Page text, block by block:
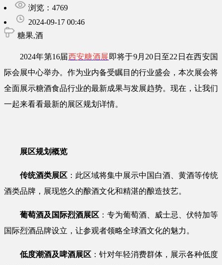
浏览：4769
2024-09-17 00:46
糖果,酒
2024年第16届西安糖酒展 即将于9月20日至22日在西安国
际会展中心举办。作为业内备受瞩目的行业盛会，本次展会将
全面展示糖酒食品行业的最新成果与发展趋势。现在，让我们
一起来看看最新的展区规划详情。
展区规划概览
传统酒类展区 ：此区域将集中展示中国白酒、黄酒等传统
酒类品牌，展现悠久的酿酒文化和精湛的酿造技艺。
葡萄酒及国际烈酒展区 ：专为葡萄酒、威士忌、伏特加等
国际烈酒品牌设立，让参观者领略全球酒文化的魅力。
低度潮酒及啤酒展区 ：针对年轻消费群体，展示各种低度